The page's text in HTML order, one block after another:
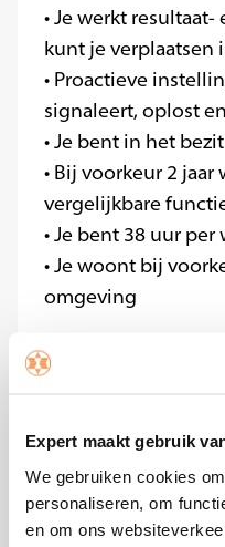
Expert maakt gebruik
We gebruiken cookies
personaliseren, om
en om ons
• Je werkt
kunt je verplaatsen
• Proactieve
signaleert, oplost
• Je bent in het
• Bij voorkeur 2
vergelijkbare
• Je bent 38 uur
• Je woont bij
omgeving
Wat kan jij van ons
• Een marktconform
werkervaring
• Goede